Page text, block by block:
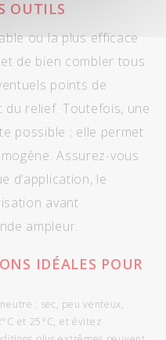
OUTILS
ou la plus efficace
de bien combler tous
points de
du relief. Toutefois, une
possible ; elle permet
Assurez-vous
d’application, le
avant
ampleur.
IDÉALES POUR
: sec, peu venteux,
et 25°C, et évitez